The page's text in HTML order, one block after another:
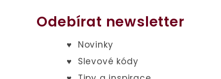
Odebírat newsletter